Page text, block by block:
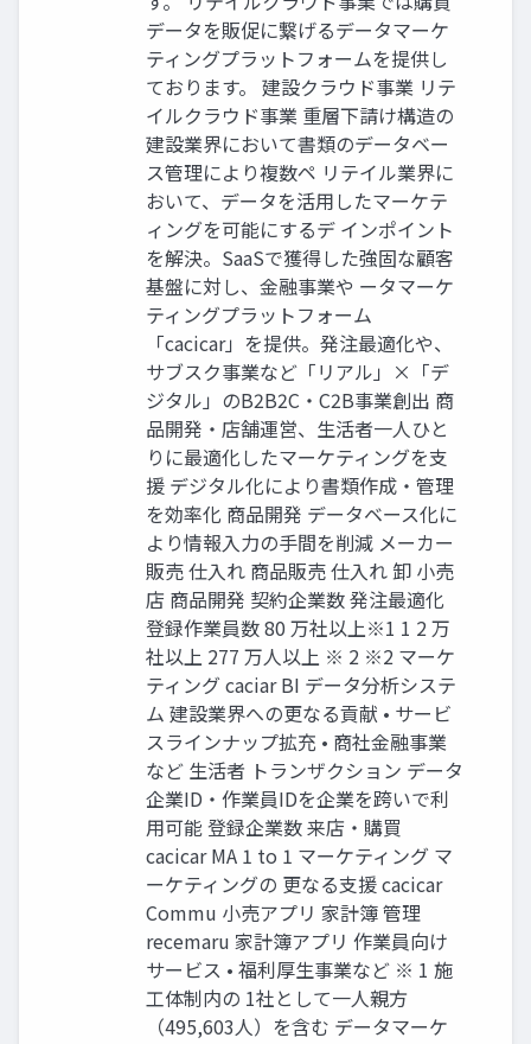
データを販促に繋げるデータマーケ
ティングプラットフォームを提供し
ております。 建設クラウド事業 リテ
イルクラウド事業 重層下請け構造の
建設業界において書類のデータベー
ス管理により複数ペ リテイル業界に
おいて、データを活用したマーケテ
ィングを可能にするデ インポイント
を解決。SaaSで獲得した強固な顧客
基盤に対し、金融事業や ータマーケ
ティングプラットフォーム
「cacicar」を提供。発注最適化や、
サブスク事業など「リアル」×「デ
ジタル」のB2B2C・C2B事業創出 商
品開発・店舗運営、生活者一人ひと
りに最適化したマーケティングを支
援 デジタル化により書類作成・管理
を効率化 商品開発 データベース化に
より情報入力の手間を削減 メーカー
販売 仕入れ 商品販売 仕入れ 卸 小売
店 商品開発 契約企業数 発注最適化
登録作業員数 80 万社以上※1 1 2 万
社以上 277 万人以上 ※ 2 ※2 マーケ
ティング caciar BI データ分析システ
ム 建設業界への更なる貢献 • サービ
スラインナップ拡充 • 商社金融事業
など 生活者 トランザクション データ
企業ID・作業員IDを企業を跨いで利
用可能 登録企業数 来店・購買
cacicar MA 1 to 1 マーケティング マ
ーケティングの 更なる支援 cacicar
Commu 小売アプリ 家計簿 管理
recemaru 家計簿アプリ 作業員向け
サービス • 福利厚生事業など ※ 1 施
工体制内の 1社として一人親方
（495,603人）を含む データマーケ